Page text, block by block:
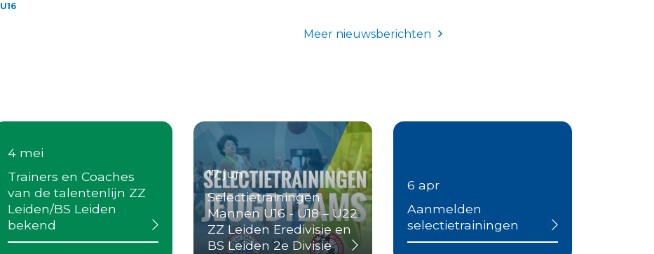
U16
Meer nieuwsberichten
4 mei
Trainers en Coaches
van de talentenlijn ZZ
Leiden/BS Leiden
bekend
17 jun
Selectietrainingen
Mannen U16 - U18 – U22
ZZ Leiden Eredivisie en
BS Leiden 2e Divisie
6 apr
Aanmelden
selectietrainingen